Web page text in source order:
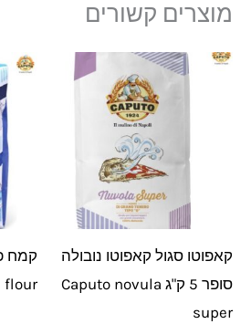
מוצרים קשורים
קאפוטו סגול קאפוטו נובולה
סופר 5 ק"ג Caputo novula
super
flour